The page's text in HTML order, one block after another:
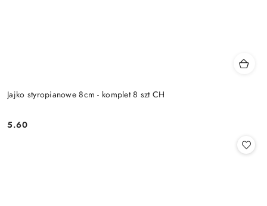
Jajko styropianowe 8cm - komplet 8 szt CH
Cena:
5.60